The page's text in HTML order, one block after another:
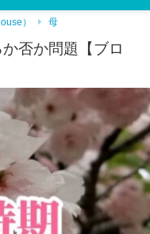
） 母
否か問題【ブロ